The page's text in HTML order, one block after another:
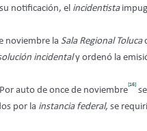
notificación, el incidentista
noviembre la Sala Regional Toluca
incidentaly ordenó la
Por auto de once de noviembre
[16]
por la instancia federal, se